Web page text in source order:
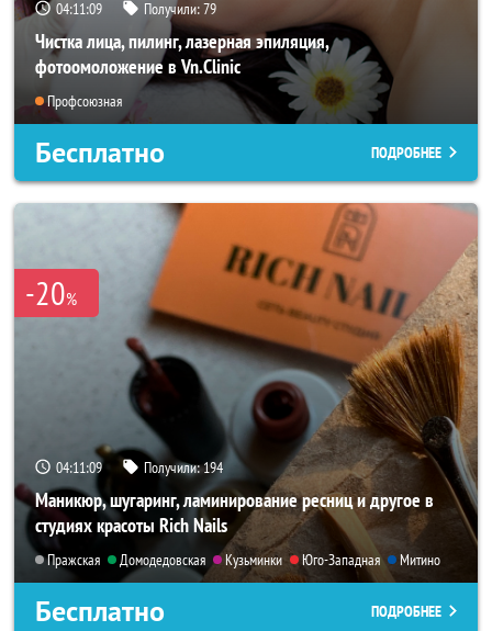
04:11:07 Получили:79
Чистка лица, пилинг, лазерная эпиляция,
фотоомоложение в Vn.Clinic
Профсоюзная
Бесплатно ПОДРОБНЕЕ
-20%
04:11:07 Получили:194
Маникюр, шугаринг, ламинирование ресниц и другое в
студиях красоты Rich Nails
Пражская Домодедовская Кузьминки Юго-Западная Митино
Бесплатно ПОДРОБНЕЕ